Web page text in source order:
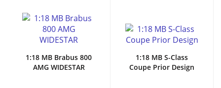
1:18 MB Brabus 800
AMG WIDESTAR
1:18 MB S-Class
Coupe Prior Design